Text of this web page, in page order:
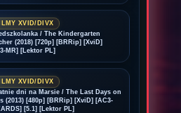
XVID/DIVX
/ The Kindergarten
(2018) [720p] [BRRip] [XviD]
MR] [Lektor PL]
XVID/DIVX
dni na Marsie / The Last Days on
(2013) [480p] [BRRip] [XviD] [AC3-
[5.1] [Lektor PL]